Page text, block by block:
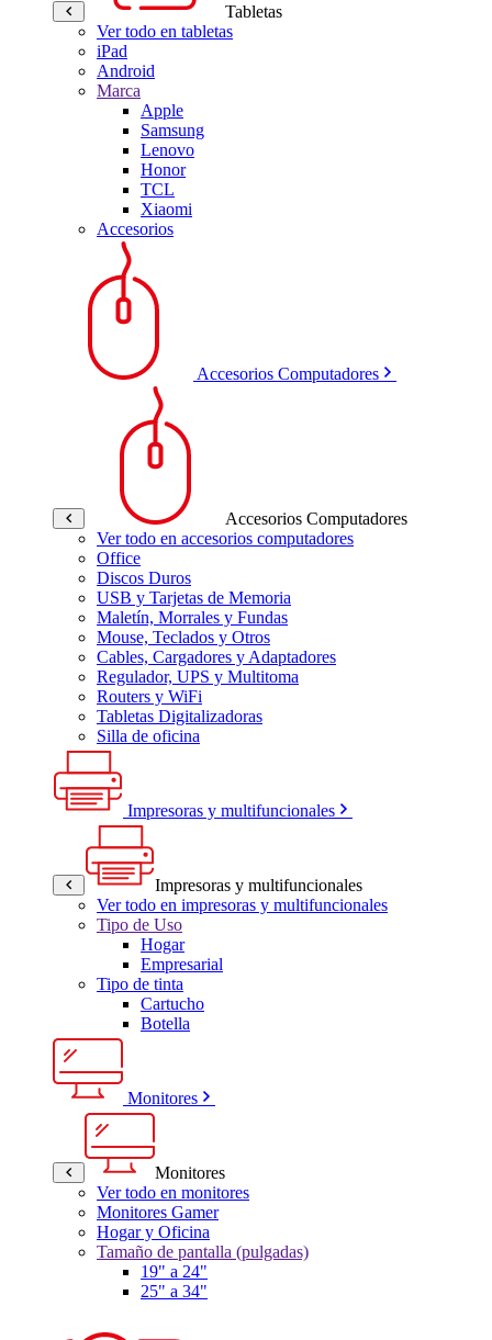
Tabletas
Ver todo en tabletas
iPad
Android
Marca
Apple
Samsung
Lenovo
Honor
TCL
Xiaomi
Accesorios
Accesorios Computadores
Accesorios Computadores
Ver todo en accesorios computadores
Office
Discos Duros
USB y Tarjetas de Memoria
Maletín, Morrales y Fundas
Mouse, Teclados y Otros
Cables, Cargadores y Adaptadores
Regulador, UPS y Multitoma
Routers y WiFi
Tabletas Digitalizadoras
Silla de oficina
Impresoras y multifuncionales
Impresoras y multifuncionales
Ver todo en impresoras y multifuncionales
Tipo de Uso
Hogar
Empresarial
Tipo de tinta
Cartucho
Botella
Monitores
Monitores
Ver todo en monitores
Monitores Gamer
Hogar y Oficina
Tamaño de pantalla (pulgadas)
19" a 24"
25" a 34"